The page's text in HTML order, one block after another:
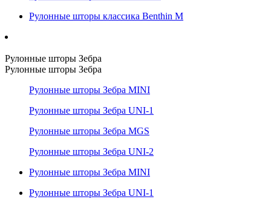
Рулонные шторы классика Benthin M
Рулонные шторы Зебра
Рулонные шторы Зебра
Рулонные шторы Зебра MINI
Рулонные шторы Зебра UNI-1
Рулонные шторы Зебра MGS
Рулонные шторы Зебра UNI-2
Рулонные шторы Зебра MINI
Рулонные шторы Зебра UNI-1